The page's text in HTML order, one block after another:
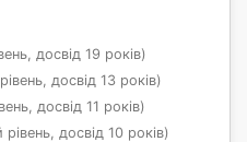
досвід 19 років)
досвід 13 років)
досвід 11 років)
досвід 10 років)